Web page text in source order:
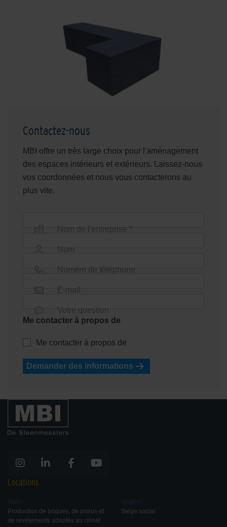
Contactez-nous
MBI offre un très large choix pour l'aménagement
des espaces intérieurs et extérieurs. Laissez-nous
vos coordonnées et nous vous contacterons au
plus vite.
Nom de l'entreprise *
Nom
Numéro de téléphone
E-mail
Votre question
Me contacter à propos de
Me contacter à propos de
Demander des informations
Locations
Aalst
Production de briques, de pneus et
de revêtements adaptés au climat
Veghel
Siège social